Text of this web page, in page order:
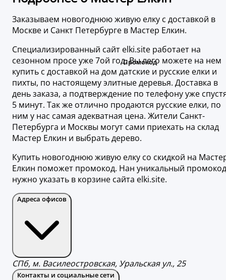
Заказываем новогоднюю живую елку с доставкой в
Москве и Санкт Петербурге в Мастер Елкин.
Специализированный сайт elki.site работает на
сезонном просе уже 7ой год, Вы лего можете на нем
купить с доставкой на дом датские и русские елки и
пихты, по настоящему элитные деревья. Доставка в
день заказа, а подтверждение по телефону уже
5 минут. Так же отлично продаются русские елки, по
ним у нас самая адекватная цена. Жители Санкт-
Петербурга и Москвы могут сами приехать на склад
Мастер Елкин и выбрать дерево.
Купить новогоднюю живую елку со скидкой на
Елкин поможет промокод. Нан уникальный промокод
нужно указать в корзине сайта elki.site.
Адреса офисов
СПб, м. Василеостровская, Уральская ул., 25
Контакты и социальные сети